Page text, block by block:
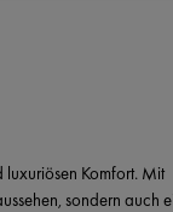
luxuriösen Komfort. Mit
sondern auch